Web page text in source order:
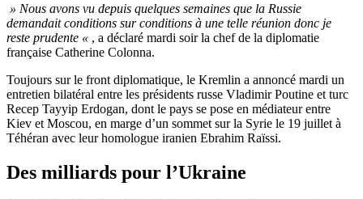
» Nous avons vu depuis quelques semaines que la Russie
demandait conditions sur conditions à une telle réunion donc je
reste prudente « , a déclaré mardi soir la chef de la diplomatie
française Catherine Colonna.
Toujours sur le front diplomatique, le Kremlin a annoncé mardi un
entretien bilatéral entre les présidents russe Vladimir Poutine et turc
Recep Tayyip Erdogan, dont le pays se pose en médiateur entre
Kiev et Moscou, en marge d’un sommet sur la Syrie le 19 juillet à
Téhéran avec leur homologue iranien Ebrahim Raïssi.
Des milliards pour l’Ukraine